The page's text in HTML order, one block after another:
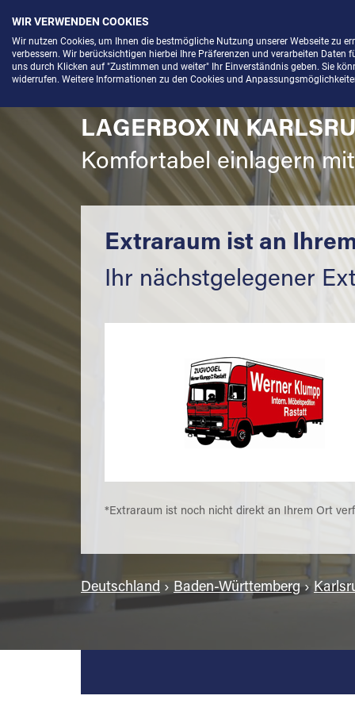
Menü
LAGERBOX IN
Komfortabel einlagern
Extraraum ist an
Ihr nächstgelegener
*Extraraum ist noch nicht direkt an Ihrem Ort
Deutschland › Baden-Württemberg›
WIR VERWENDEN COOKIES
Wir nutzen Cookies, um Ihnen die bestmögliche Nutzung unserer Webseite zu
verbessern. Wir berücksichtigen hierbei Ihre Präferenzen und verarbeiten
uns durch Klicken auf "Zustimmen und weiter" Ihr Einverständnis geben. Sie
widerrufen. Weitere Informationen zu den Cookies und